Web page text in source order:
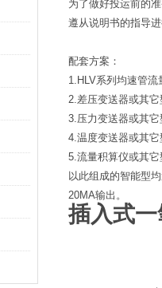
为了做好投运前的
遵从说明书的指导
配套方案：
1.HLV系列均速管
2.差压变送器或其
3.压力变送器或其
4.温度变送器或其
5.流量积算仪或其
以此组成的智能型
20MA输出。
插入式